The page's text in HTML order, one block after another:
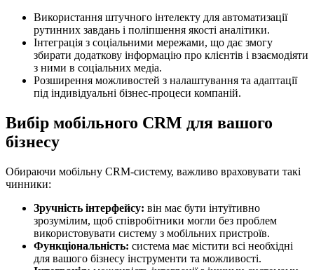
Використання штучного інтелекту для автоматизації
рутинних завдань і поліпшення якості аналітики.
Інтеграція з соціальними мережами, що дає змогу
збирати додаткову інформацію про клієнтів і взаємодіяти
з ними в соціальних медіа.
Розширення можливостей з налаштування та адаптації
під індивідуальні бізнес-процеси компаній.
Вибір мобільного CRM для вашого
бізнесу
Обираючи мобільну CRM-систему, важливо враховувати такі
чинники:
Зручність інтерфейсу: він має бути інтуїтивно
зрозумілим, щоб співробітники могли без проблем
використовувати систему з мобільних пристроїв.
Функціональність: система має містити всі необхідні
для вашого бізнесу інструменти та можливості.